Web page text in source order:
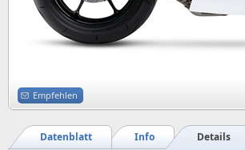
Empfehlen
Details
Info
Datenblatt